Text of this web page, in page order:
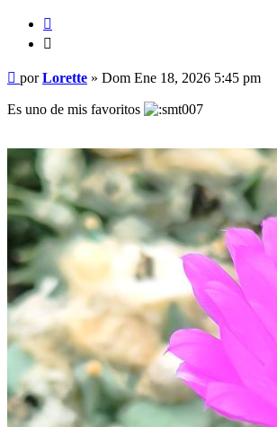
Mensaje
porLorette » Dom Ene 18, 2026 5:45 pm
Es uno de mis favoritos